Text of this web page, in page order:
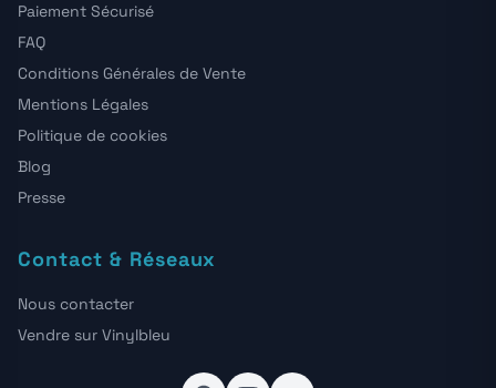
Paiement Sécurisé
FAQ
Conditions Générales de Vente
Mentions Légales
Politique de cookies
Blog
Presse
Contact & Réseaux
Nous contacter
Vendre sur Vinylbleu